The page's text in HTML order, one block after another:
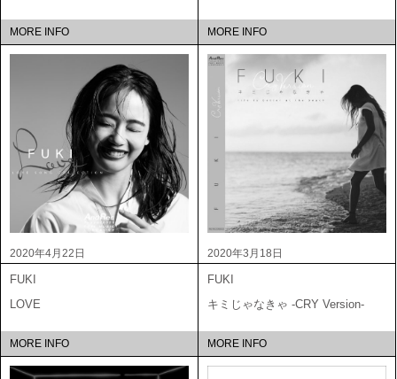
MORE INFO MORE INFO
2020年4月22日
FUKI
LOVE
MORE INFO
2020年3月18日
FUKI
キミじゃなきゃ -CRY Version-
MORE INFO